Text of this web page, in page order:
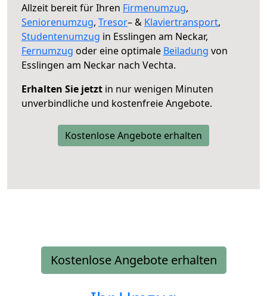
Allzeit bereit für Ihren Firmenumzug,
Seniorenumzug, Tresor– & Klaviertransport,
Studentenumzug in Esslingen am Neckar,
Fernumzug oder eine optimale Beiladung von
Esslingen am Neckar nach Vechta.
Erhalten Sie jetzt in nur wenigen Minuten
unverbindliche und kostenfreie Angebote.
Kostenlose Angebote erhalten
Kostenlose Angebote erhalten